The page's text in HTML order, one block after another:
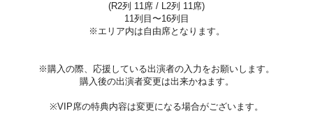
(R2列 11席 / L2列 11席)
11列目〜16列目
※エリア内は自由席となります。
※購入の際、応援している出演者の入力をお願いします。
購入後の出演者変更は出来かねます。
※VIP席の特典内容は変更になる場合がございます。